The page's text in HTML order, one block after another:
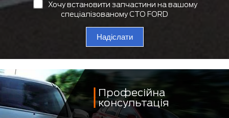
Хочу встановити запчастини на вашому
спеціалізованому СТО FORD
Надіслати
Професійна
консультація